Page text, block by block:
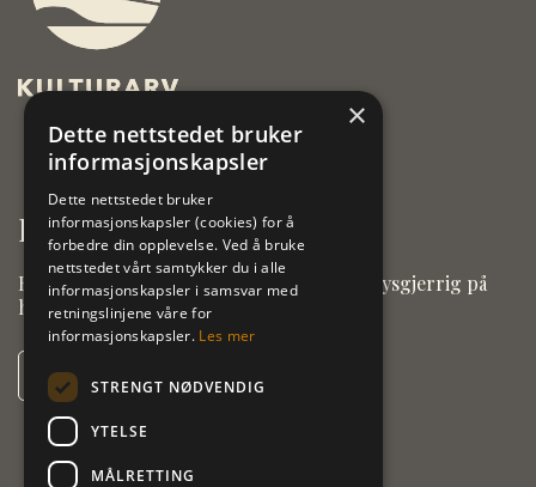
Kontakt oss
Har du noe du lurer på, eller er du bare nysgjerrig på
hva vi gjør? Ta kontakt med oss.
Kontakt oss
×
Dette nettstedet bruker
informasjonskapsler
Dette nettstedet bruker
informasjonskapsler (cookies) for å
forbedre din opplevelse. Ved å bruke
nettstedet vårt samtykker du i alle
informasjonskapsler i samsvar med
retningslinjene våre for
informasjonskapsler. Les mer
STRENGT NØDVENDIG
YTELSE
MÅLRETTING